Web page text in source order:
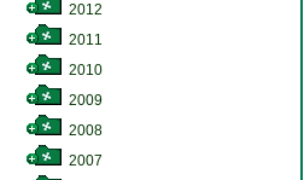
2012
2011
2010
2009
2008
2007